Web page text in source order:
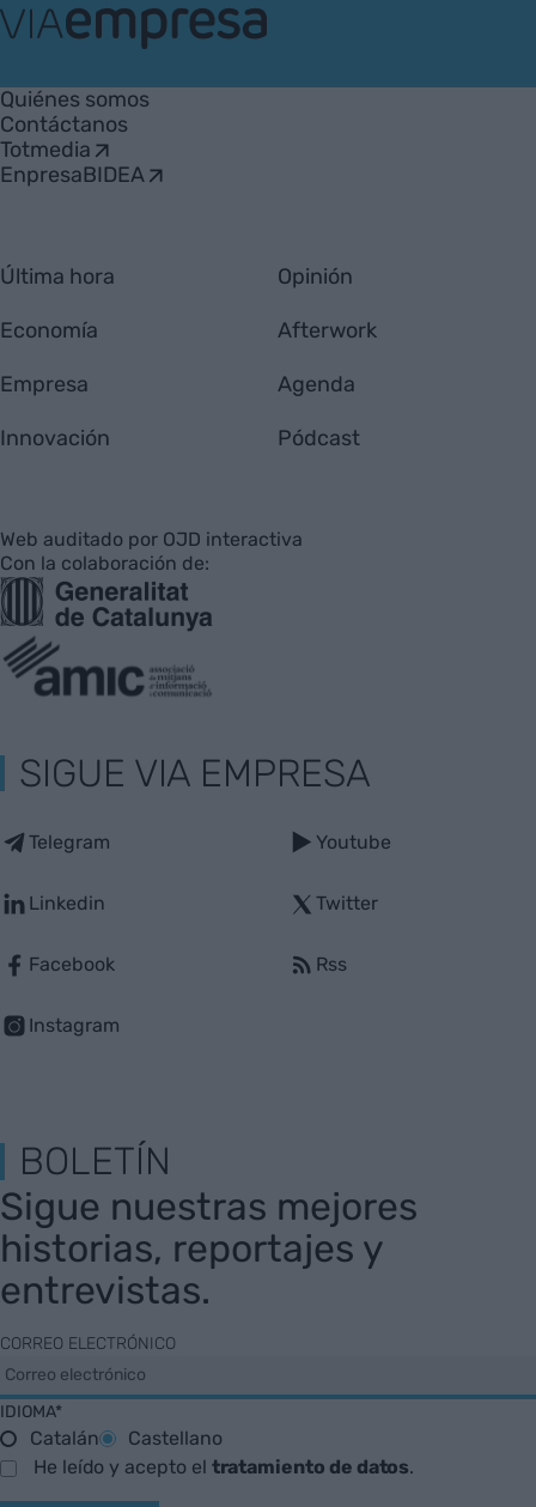
Empresa
Quiénes somos
Contáctanos
Totmedia
EnpresaBIDEA
Última hora
Economía
Empresa
Innovación
Opinión
Afterwork
Agenda
Pódcast
Web auditado por OJD interactiva
Con la colaboración de:
SIGUE VIA EMPRESA
Telegram
Linkedin
Facebook
Instagram
Youtube
Twitter
Rss
BOLETÍN
Sigue nuestras mejores
historias, reportajes y
entrevistas.
CORREO ELECTRÓNICO
IDIOMA*
Catalán
Castellano
He leído y acepto el tratamiento de datos.